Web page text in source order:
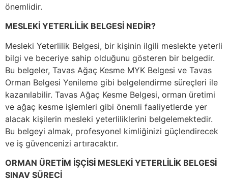
önemlidir.
MESLEKİ YETERLİLİK BELGESİ NEDİR?
Mesleki Yeterlilik Belgesi, bir kişinin ilgili meslekte yeterli
bilgi ve beceriye sahip olduğunu gösteren bir belgedir.
Bu belgeler, Tavas Ağaç Kesme MYK Belgesi ve Tavas
Orman Belgesi Yenileme gibi belgelendirme süreçleri ile
kazanılabilir. Tavas Ağaç Kesme Belgesi, orman üretimi
ve ağaç kesme işlemleri gibi önemli faaliyetlerde yer
alacak kişilerin mesleki yeterliliklerini belgelemektedir.
Bu belgeyi almak, profesyonel kimliğinizi güçlendirecek
ve iş güvencenizi artıracaktır.
ORMAN ÜRETİM İŞÇİSİ MESLEKİ YETERLİLİK BELGESİ
SINAV SÜRECİ